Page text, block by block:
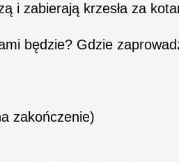
i zabierają krzesła za
będzie? Gdzie
zakończenie)